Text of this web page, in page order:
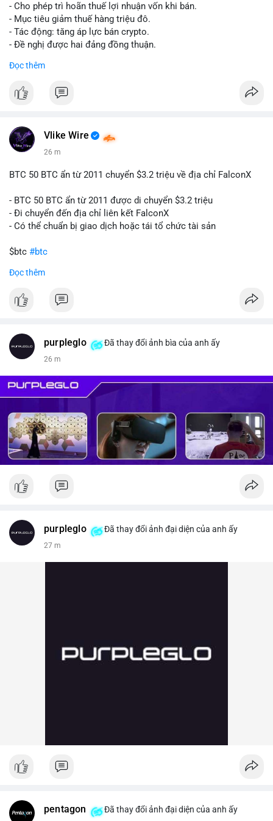
tái cơ cấu danh mục trước phiên giao dịch Âu-Mỹ. Tâm lý thị
trường có thể dao động nhẹ khi nhà đầu tư nhỏ lẻ theo dõi
động thái này.
và điểm đến của số BTC này trong 2-4 giờ tới. Nếu dòng tiền
phòng thủ. Nếu vào ví lạnh, có thể duy trì chiến lược nắm giữ
#160btc #vilanh #thanhkhoansan
- Cho phép trì hoãn thuế lợi nhuận vốn khi bán.
- Mục tiêu giảm thuế hàng triệu đô.
- Tác động: tăng áp lực bán crypto.
- Đề nghị được hai đảng đồng thuận.
📰 Nguồn: Cointelegraph
Đọc thêm
Vlike Wire
26 m
BTC 50 BTC ẩn từ 2011 chuyển $3.2 triệu về địa chỉ FalconX
- BTC 50 BTC ẩn từ 2011 được di chuyển $3.2 triệu
- Đi chuyển đến địa chỉ liên kết FalconX
- Có thể chuẩn bị giao dịch hoặc tái tổ chức tài sản
$btc #btc
#vlikevn
📰 Nguồn: CoinDesk
Đọc thêm
purpleglo Đã thay đổi ảnh bìa của anh ấy
27 m
purpleglo Đã thay đổi ảnh đại diện của anh ấy
27 m
pentagon Đã thay đổi ảnh đại diện của anh ấy